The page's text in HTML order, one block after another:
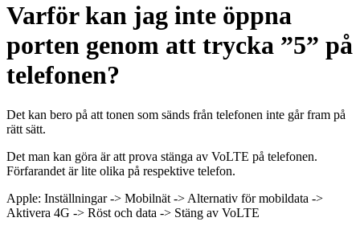
Varför kan jag inte öppna
porten genom att trycka ”5” på
telefonen?
Det kan bero på att tonen som sänds från telefonen inte går fram på
rätt sätt.
Det man kan göra är att prova stänga av VoLTE på telefonen.
Förfarandet är lite olika på respektive telefon.
Apple: Inställningar -> Mobilnät -> Alternativ för mobildata ->
Aktivera 4G -> Röst och data -> Stäng av VoLTE